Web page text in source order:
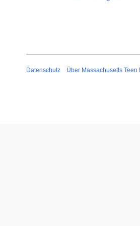
Datenschutz Über Massachusetts Teen